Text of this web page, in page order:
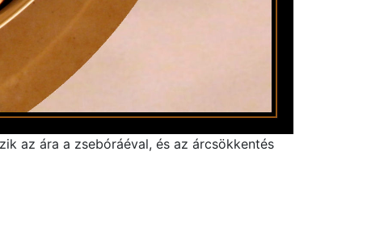
az ára a zsebóráéval, és az árcsökkentés